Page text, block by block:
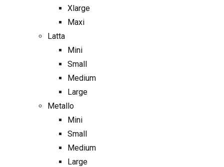
Xlarge
Maxi
Latta
Mini
Small
Medium
Large
Metallo
Mini
Small
Medium
Large